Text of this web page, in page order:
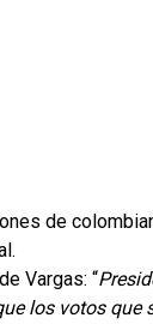
de
Vargas: “
los votos